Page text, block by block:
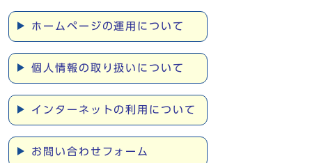
ホームページの運用について
個人情報の取り扱いについて
インターネットの利用について
お問い合わせフォーム